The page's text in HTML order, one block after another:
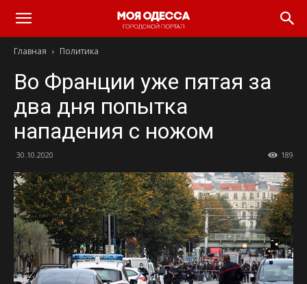
Моя
Одесса
Главная Политика
Во Франции уже пятая за
два дня попытка
нападения с ножом
30.10.2020 189